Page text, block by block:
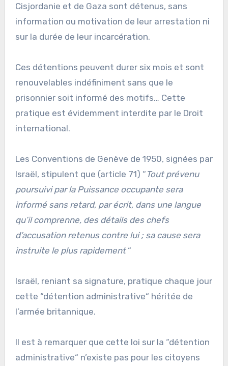
Cisjordanie et de Gaza sont détenus, sans
information ou motivation de leur arrestation ni
sur la durée de leur incarcération.
Ces détentions peuvent durer six mois et sont
renouvelables indéfiniment sans que le
prisonnier soit informé des motifs… Cette
pratique est évidemment interdite par le Droit
international.
Les Conventions de Genève de 1950, signées par
Israël, stipulent que (article 71) “ Tout prévenu
poursuivi par la Puissance occupante sera
informé sans retard, par écrit, dans une langue
qu’il comprenne, des détails des chefs
d’accusation retenus contre lui ; sa cause sera
instruite le plus rapidement “
Israël, reniant sa signature, pratique chaque jour
cette “détention administrative“ héritée de
l’armée britannique.
Il est à remarquer que cette loi sur la “détention
administrative“ n’existe pas pour les citoyens